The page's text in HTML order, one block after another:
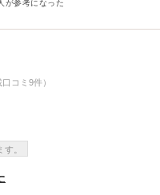
が参考になった
コミ9件）
。